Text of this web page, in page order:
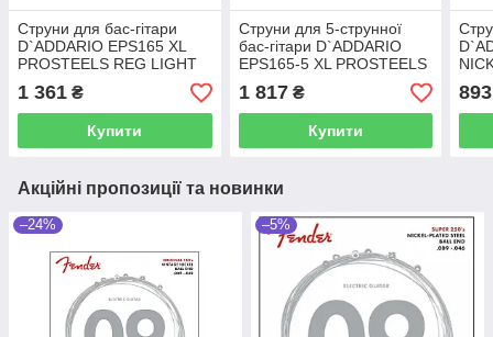
Струни для бас-гітари
D`ADDARIO EPS165 XL
PROSTEELS REG LIGHT
TOP / MED BOTTOM (45-
105)
1 361 ₴
Купити
Струни для 5-струнної
бас-гітари D`ADDARIO
EPS165-5 XL PROSTEELS
BASS REG LIGHT TOP /
MED BOTTOM 5-STRING
(45-135)
1 817₴
Купити
893
Акційні пропозиції та новинки
–24% –5%